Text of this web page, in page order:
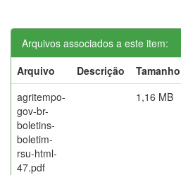
Arquivos associados a este item:
Arquivo
Descrição Tamanho
agritempo-
gov-br-
boletins-
boletim-
rsu-html-
47.pdf
1,16 MB